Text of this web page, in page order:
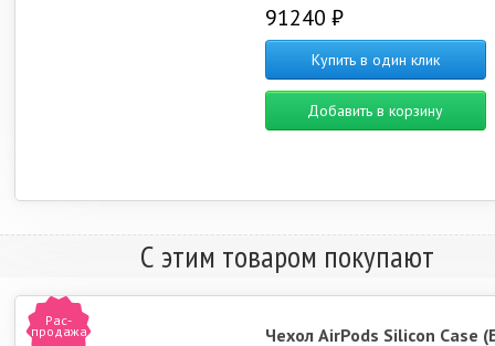
91240 ₽
Купить в один клик
Добавить в корзину
С этим товаром покупают
Рас-
продажа Чехол AirPods Silicon Case